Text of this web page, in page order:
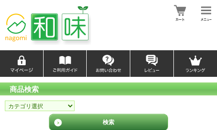
商品検索